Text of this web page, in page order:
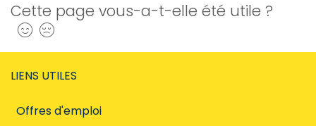
Cette page vous-a-t-elle été utile ?
Oui
LIENS UTILES
Offres d'emploi